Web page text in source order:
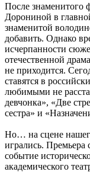
После знаменитого
Дорониной в
знаменитой
добавить. Однако
исчерпанности
отечественной
не приходится.
ставятся в
любимыми не
девчонка», «Две
сестра» и
Но… на сцене
игрались. Премьера
событие
академического